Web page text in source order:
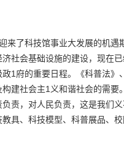
来了科技馆事业大发展的机遇
社会基础设施的建设，现在
1府的重要日程。《科普法》
建社会主1义和谐社会的需要
责，对人民负责，这是我们义
具、科技模型、科普展品、